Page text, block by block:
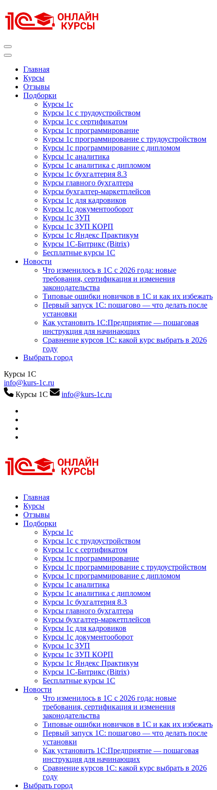
к
содержимому
Главная
Курсы
Отзывы
Подборки
Курсы 1с
Курсы 1с с трудоустройством
Курсы 1с с сертификатом
Курсы 1с программирование
Курсы 1с программирование с трудоустройством
Курсы 1с программирование с дипломом
Курсы 1с аналитика
Курсы 1с аналитика с дипломом
Курсы 1с бухгалтерия 8.3
Курсы главного бухгалтера
Курсы бухгалтер-маркетплейсов
Курсы 1с для кадровиков
Курсы 1с документооборот
Курсы 1с ЗУП
Курсы 1с ЗУП КОРП
Курсы 1с Яндекс Практикум
Курсы 1С-Битрикс (Bitrix)
Бесплатные курсы 1С
Новости
Что изменилось в 1С с 2026 года: новые
требования, сертификация и изменения
законодательства
Типовые ошибки новичков в 1С и как их избежать
Первый запуск 1С: пошагово — что делать после
установки
Как установить 1С:Предприятие — пошаговая
инструкция для начинающих
Сравнение курсов 1С: какой курс выбрать в 2026
году
Выбрать город
Курсы 1С
info@kurs-1c.ru
Курсы 1С
info@kurs-1c.ru
Курсы 1С
Курсы 1С официальная сертификация
Главная
Курсы
Отзывы
Подборки
Курсы 1с
Курсы 1с с трудоустройством
Курсы 1с с сертификатом
Курсы 1с программирование
Курсы 1с программирование с трудоустройством
Курсы 1с программирование с дипломом
Курсы 1с аналитика
Курсы 1с аналитика с дипломом
Курсы 1с бухгалтерия 8.3
Курсы главного бухгалтера
Курсы бухгалтер-маркетплейсов
Курсы 1с для кадровиков
Курсы 1с документооборот
Курсы 1с ЗУП
Курсы 1с ЗУП КОРП
Курсы 1с Яндекс Практикум
Курсы 1С-Битрикс (Bitrix)
Бесплатные курсы 1С
Новости
Что изменилось в 1С с 2026 года: новые
требования, сертификация и изменения
законодательства
Типовые ошибки новичков в 1С и как их избежать
Первый запуск 1С: пошагово — что делать после
установки
Как установить 1С:Предприятие — пошаговая
инструкция для начинающих
Сравнение курсов 1С: какой курс выбрать в 2026
году
Выбрать город